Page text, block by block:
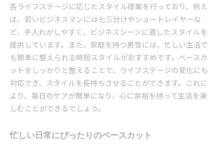
各ライフステージに応じたスタイル提案を行っており、例え
ば、若いビジネスマンには七三分けやショートレイヤーな
ど、手入れがしやすく、ビジネスシーンに適したスタイルを
提供しています。また、家庭を持つ男性には、忙しい生活で
も簡単に整えられる時短スタイルがおすすめです。ベースカ
ットをしっかりと整えることで、ライフステージの変化にも
対応でき、スタイルを長持ちさせることができます。これに
より、毎日のケアが簡単になり、心に余裕を持って生活を楽
しむことができるでしょう。
忙しい日常にぴったりのベースカット